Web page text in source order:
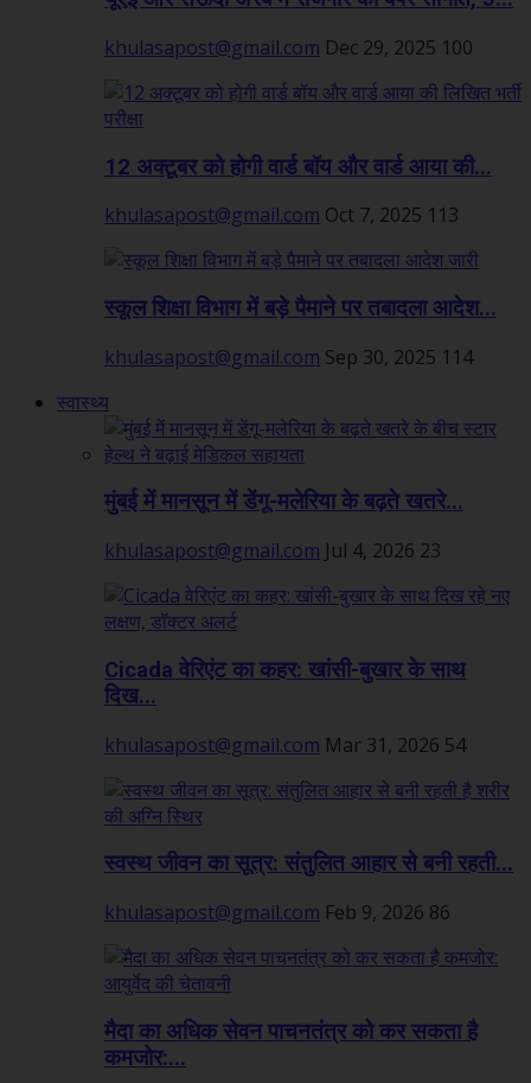
khulasapost@gmail.com Dec 29, 2025 100
12 अक्टूबर को होगी वार्ड बॉय और वार्ड आया की...
khulasapost@gmail.com Oct 7, 2025 113
स्कूल शिक्षा विभाग में बड़े पैमाने पर तबादला आदेश...
khulasapost@gmail.com Sep 30, 2025 114
स्वास्थ्य
मुंबई में मानसून में डेंगू-मलेरिया के बढ़ते खतरे...
khulasapost@gmail.com Jul 4, 2026 23
Cicada वेरिएंट का कहर: खांसी-बुखार के साथ
दिख...
khulasapost@gmail.com Mar 31, 2026 54
स्वस्थ जीवन का सूत्र: संतुलित आहार से बनी रहती...
khulasapost@gmail.com Feb 9, 2026 86
मैदा का अधिक सेवन पाचनतंत्र को कर सकता है
कमजोर:...